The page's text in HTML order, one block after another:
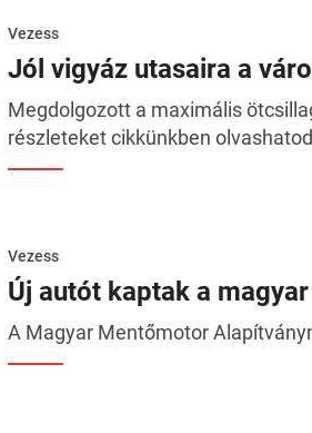
Vezess
Jól vigyáz utasaira a
Megdolgozott a maximális
részleteket cikkünkben
Vezess
Új autót kaptak a
A Magyar Mentőmotor